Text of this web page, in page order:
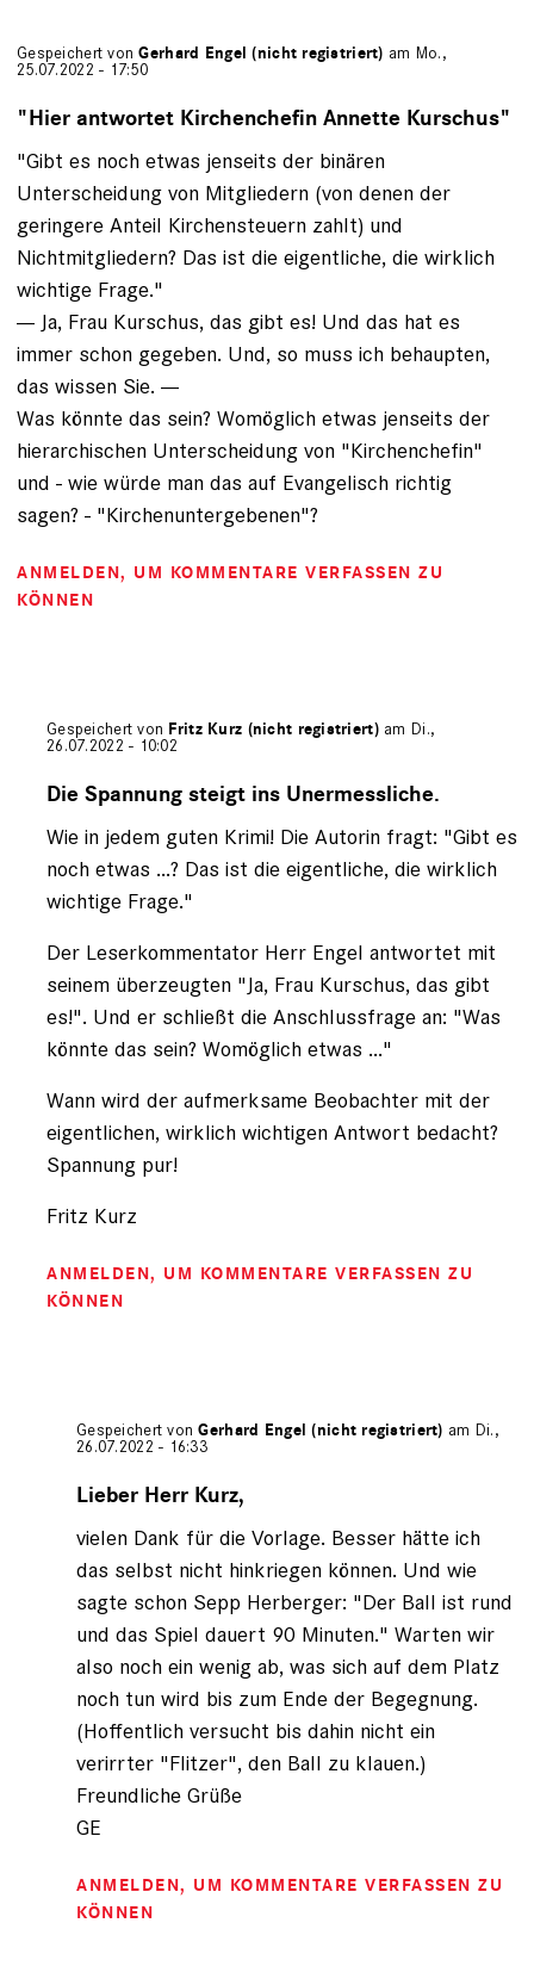
Gespeichert vonGerhard Engel (nicht registriert) am Mo.,
25.07.2022 - 17:50
"Hier antwortet Kirchenchefin Annette Kurschus"
"Gibt es noch etwas jenseits der binären
Unterscheidung von Mitgliedern (von denen der
geringere Anteil Kirchensteuern zahlt) und
Nichtmitgliedern? Das ist die eigentliche, die wirklich
wichtige Frage."
--- Ja, Frau Kurschus, das gibt es! Und das hat es
immer schon gegeben. Und, so muss ich behaupten,
das wissen Sie. ---
Was könnte das sein? Womöglich etwas jenseits der
hierarchischen Unterscheidung von "Kirchenchefin"
und - wie würde man das auf Evangelisch richtig
sagen? - "Kirchenuntergebenen"?
ANMELDEN, UM KOMMENTARE VERFASSEN ZU
KÖNNEN
Gespeichert von Fritz Kurz (nicht registriert)am Di.,
26.07.2022 - 10:02
auf
Gerhard
Engel
registriert)
Die Spannung steigt ins Unermessliche.
Wie in jedem guten Krimi! Die Autorin fragt: "Gibt es
noch etwas ...? Das ist die eigentliche, die wirklich
wichtige Frage."
Der Leserkommentator Herr Engel antwortet mit
seinem überzeugten "Ja, Frau Kurschus, das gibt
es!". Und er schließt die Anschlussfrage an: "Was
könnte das sein? Womöglich etwas ..."
Wann wird der aufmerksame Beobachter mit der
eigentlichen, wirklich wichtigen Antwort bedacht?
Spannung pur!
Fritz Kurz
ANMELDEN, UM KOMMENTARE VERFASSEN ZU
KÖNNEN
Gespeichert vonGerhard Engel (nicht registriert) am Di.,
26.07.2022 - 16:33
auf
Fritz
Kurz
registriert)
Lieber Herr Kurz,
vielen Dank für die Vorlage. Besser hätte ich
das selbst nicht hinkriegen können. Und wie
sagte schon Sepp Herberger: "Der Ball ist rund
und das Spiel dauert 90 Minuten." Warten wir
also noch ein wenig ab, was sich auf dem Platz
noch tun wird bis zum Ende der Begegnung.
(Hoffentlich versucht bis dahin nicht ein
verirrter "Flitzer", den Ball zu klauen.)
Freundliche Grüße
GE
ANMELDEN, UM KOMMENTARE VERFASSEN ZU
KÖNNEN